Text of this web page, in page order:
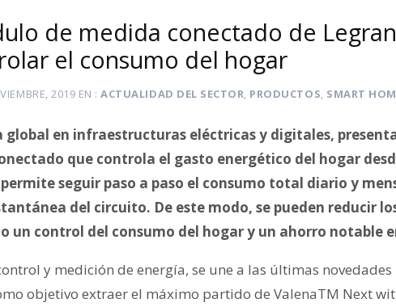
de medida conectado de
el consumo del hogar
2019 EN ACTUALIDAD DEL SECTOR, PRODUCTOS, SMART
global en infraestructuras eléctricas y digitales,
que controla el gasto energético del hogar
seguir paso a paso el consumo total diario y
del circuito. De este modo, se pueden reducir
un control del consumo del hogar y un ahorro notable
y medición de energía, se une a las últimas
objetivo extraer el máximo partido de ValenaTM Next